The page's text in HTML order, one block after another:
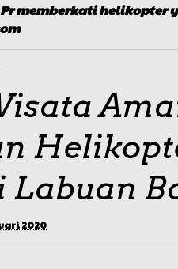
Pr memberkati helikopter
Labuan
2020